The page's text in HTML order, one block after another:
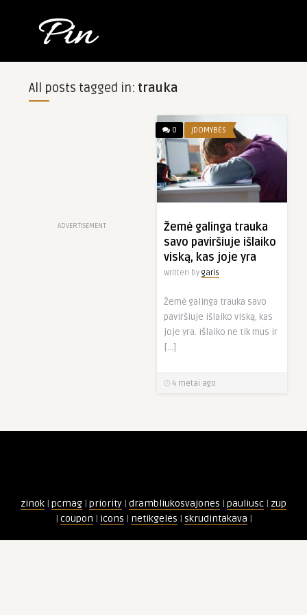
All posts tagged in: trauka
ADVERTISEMENT
0 ĮDOMYBĖS
Žemė galinga trauka
savo paviršiuje išlaiko
viską, kas joje yra
Written by garis
Žemė galinga trauka savo
paviršiuje išlaiko viską, kas
joje yra. Išlaiko ne tik mus ir
[…]
4 metai ago
zinok | pcmag | priority | drambliukosvajones | pauliusc | zup
| coupon | icons | netikgeles | skrudintakava |